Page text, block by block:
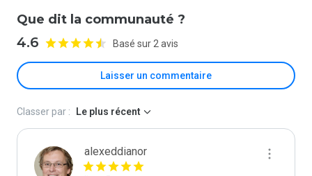
Que dit la communauté ?
4.6 Basé sur 2 avis
Laisser un commentaire
Classer par : Le plus récent
alexeddianor